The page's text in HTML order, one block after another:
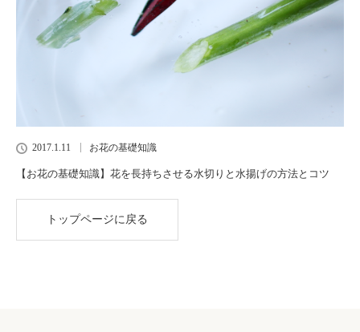
2017.1.11 お花の基礎知識
【お花の基礎知識】花を長持ちさせる水切りと水揚げの方法とコツ
トップページに戻る